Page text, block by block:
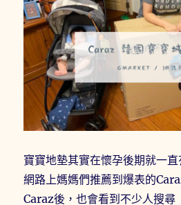
寶寶地墊其實在懷孕後期就一
網路上媽媽們推薦到爆表的
Caraz後，也會看到不少人搜尋